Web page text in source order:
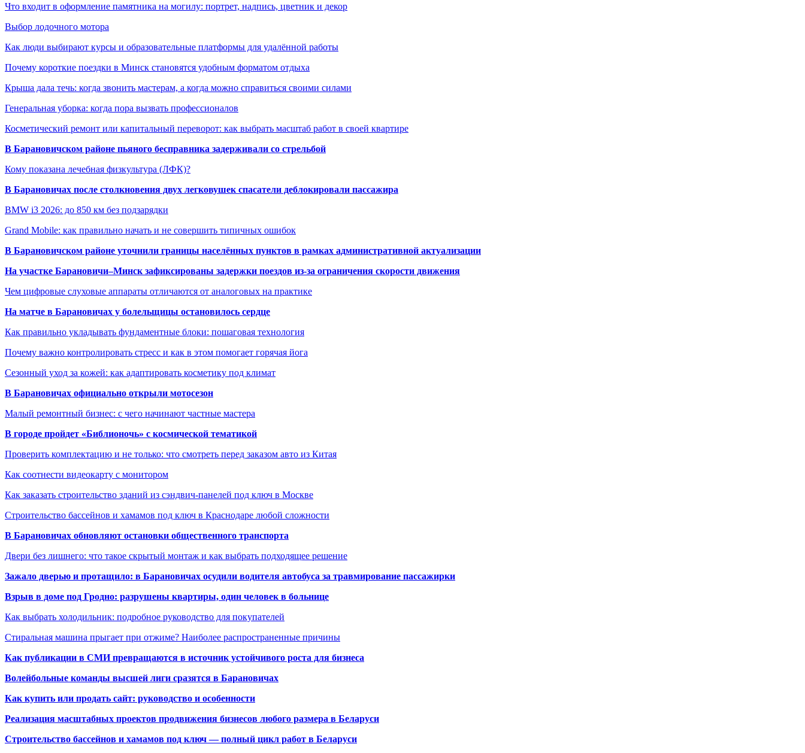
Что входит в оформление памятника на могилу: портрет, надпись, цветник и декор
Выбор лодочного мотора
Как люди выбирают курсы и образовательные платформы для удалённой работы
Почему короткие поездки в Минск становятся удобным форматом отдыха
Крыша дала течь: когда звонить мастерам, а когда можно справиться своими силами
Генеральная уборка: когда пора вызвать профессионалов
Косметический ремонт или капитальный переворот: как выбрать масштаб работ в своей квартире
В Барановичском районе пьяного бесправника задерживали со стрельбой
Кому показана лечебная физкультура (ЛФК)?
В Барановичах после столкновения двух легковушек спасатели деблокировали пассажира
BMW i3 2026: до 850 км без подзарядки
Grand Mobile: как правильно начать и не совершить типичных ошибок
В Барановичском районе уточнили границы населённых пунктов в рамках административной актуализации
На участке Барановичи–Минск зафиксированы задержки поездов из-за ограничения скорости движения
Чем цифровые слуховые аппараты отличаются от аналоговых на практике
На матче в Барановичах у болельщицы остановилось сердце
Как правильно укладывать фундаментные блоки: пошаговая технология
Почему важно контролировать стресс и как в этом помогает горячая йога
Сезонный уход за кожей: как адаптировать косметику под климат
В Барановичах официально открыли мотосезон
Малый ремонтный бизнес: с чего начинают частные мастера
В городе пройдет «Библионочь» с космической тематикой
Проверить комплектацию и не только: что смотреть перед заказом авто из Китая
Как соотнести видеокарту с монитором
Как заказать строительство зданий из сэндвич-панелей под ключ в Москве
Строительство бассейнов и хамамов под ключ в Краснодаре любой сложности
В Барановичах обновляют остановки общественного транспорта
Двери без лишнего: что такое скрытый монтаж и как выбрать подходящее решение
Зажало дверью и протащило: в Барановичах осудили водителя автобуса за травмирование пассажирки
Взрыв в доме под Гродно: разрушены квартиры, один человек в больнице
Как выбрать холодильник: подробное руководство для покупателей
Стиральная машина прыгает при отжиме? Наиболее распространенные причины
Как публикации в СМИ превращаются в источник устойчивого роста для бизнеса
Волейбольные команды высшей лиги сразятся в Барановичах
Как купить или продать сайт: руководство и особенности
Реализация масштабных проектов продвижения бизнесов любого размера в Беларуси
Строительство бассейнов и хамамов под ключ — полный цикл работ в Беларуси